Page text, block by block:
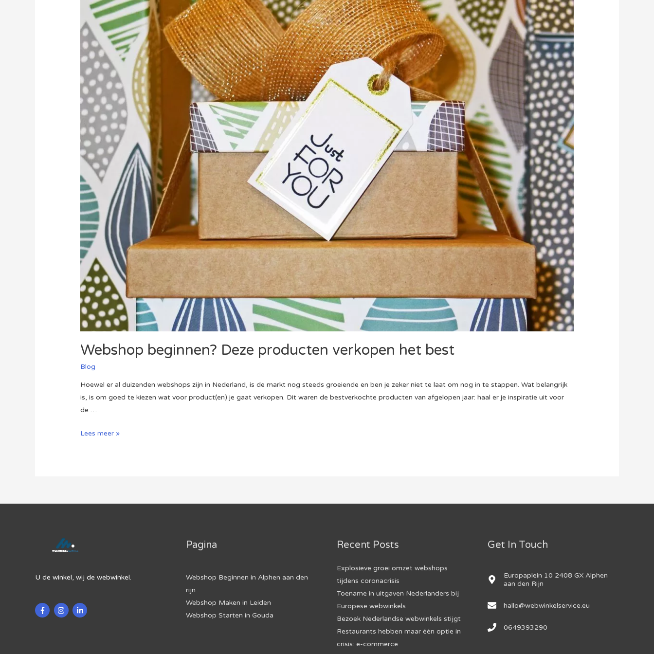
Webshop beginnen? Deze producten verkopen het best
Blog
Hoewel er al duizenden webshops zijn in Nederland, is de markt nog steeds groeiende en ben je zeker niet te laat om nog in te stappen. Wat belangrijk
is, is om goed te kiezen wat voor product(en) je gaat verkopen. Dit waren de bestverkochte producten van afgelopen jaar: haal er je inspiratie uit voor
de …
Webshop
Lees meer »
U de winkel, wij de webwinkel.
Pagina
Webshop Beginnen in Alphen aan den
rijn
Webshop Maken in Leiden
Webshop Starten in Gouda
Recent Posts
Explosieve groei omzet webshops
tijdens coronacrisis
Toename in uitgaven Nederlanders bij
Europese webwinkels
Bezoek Nederlandse webwinkels stijgt
Restaurants hebben maar één optie in
crisis: e-commerce
Get In Touch
Europaplein 10 2408 GX Alphen
aan den Rijn
hallo@webwinkelservice.eu
0649393290